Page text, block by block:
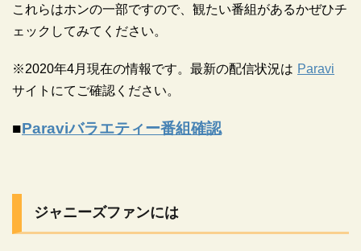
これらはホンの一部ですので、観たい番組があるかぜひチ
ェックしてみてください。
※2020年4月現在の情報です。最新の配信状況は Paravi
サイトにてご確認ください。
■Paraviバラエティー番組確認
ジャニーズファンには